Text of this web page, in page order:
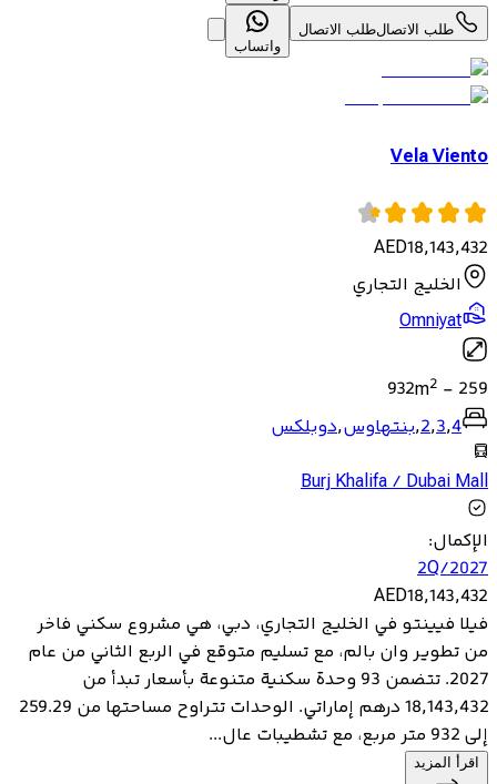
طلب الاتصالطلب الاتصال
واتساب
Vela Viento
AED18,143,432
الخليج التجاري
Omniyat
259
-
932m2
2,3,4
,بنتهاوس,دوبلكس
Burj Khalifa / Dubai Mall
الإكمال:
2Q/2027
AED18,143,432
فيلا فيينتو في الخليج التجاري، دبي، هي مشروع سكني فاخر
من تطوير وان بالم، مع تسليم متوقع في الربع الثاني من عام
2027. تتضمن 93 وحدة سكنية متنوعة بأسعار تبدأ من
18,143,432 درهم إماراتي. الوحدات تتراوح مساحتها من 259.29
إلى 932 متر مربع، مع تشطيبات عال...
اقرأ المزيد